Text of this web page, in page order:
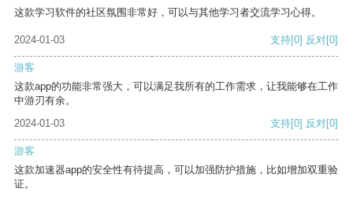
这款学习软件的社区氛围非常好，可以与其他学习者交流学习心得。
2024-01-03 支持[0] 反对[0]
游客
这款app的功能非常强大，可以满足我所有的工作需求，让我能够在工作
中游刃有余。
2024-01-03
支持[0] 反对[0]
游客
这款加速器app的安全性有待提高，可以加强防护措施，比如增加双重验
证。